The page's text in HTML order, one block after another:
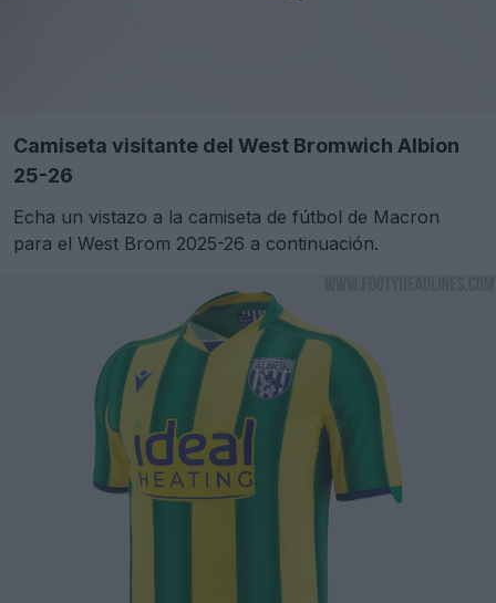
Camiseta visitante del West Bromwich Albion
25-26
Echa un vistazo a la camiseta de fútbol de Macron
para el West Brom 2025-26 a continuación.